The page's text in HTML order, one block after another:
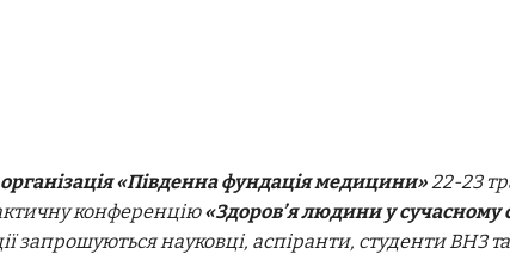
«Південна фундація медицини»22-23
конференцію«Здоров’я людини у сучасному
запрошуються науковці, аспіранти, студенти ВНЗ